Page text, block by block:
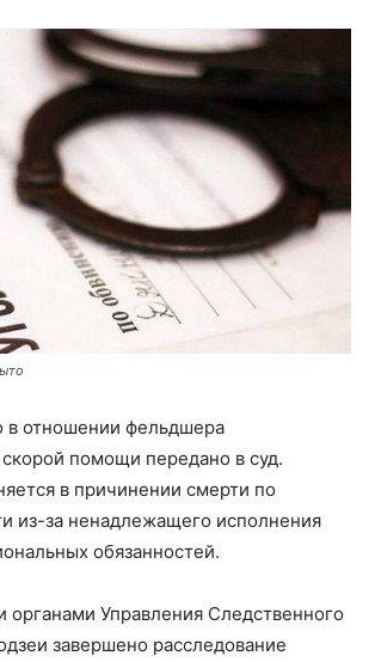
в отношении фельдшера
помощи передано в суд.
в причинении смерти по
из-за ненадлежащего исполнения
обязанностей.
Управления Следственного
завершено расследование